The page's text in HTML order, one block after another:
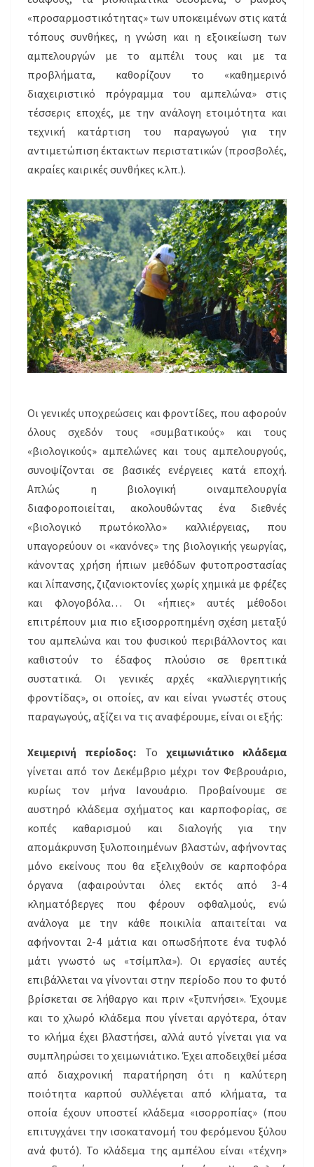
«προσαρμοστικότητας» των υποκειμένων στις κατά
τόπους συνθήκες, η γνώση και η εξοικείωση των
αμπελουργών με το αμπέλι τους και με τα
προβλήματα, καθορίζουν το «καθημερινό
διαχειριστικό πρόγραμμα του αμπελώνα» στις
τέσσερις εποχές, με την ανάλογη ετοιμότητα και
τεχνική κατάρτιση του παραγωγού για την
αντιμετώπιση έκτακτων περιστατικών (προσβολές,
ακραίες καιρικές συνθήκες κ.λπ.).
Οι γενικές υποχρεώσεις και φροντίδες, που αφορούν
όλους σχεδόν τους «συμβατικούς» και τους
«βιολογικούς» αμπελώνες και τους αμπελουργούς,
συνοψίζονται σε βασικές ενέργειες κατά εποχή.
Απλώς η βιολογική οιναμπελουργία
διαφοροποιείται, ακολουθώντας ένα διεθνές
«βιολογικό πρωτόκολλο» καλλιέργειας, που
υπαγορεύουν οι «κανόνες» της βιολογικής γεωργίας,
κάνοντας χρήση ήπιων μεθόδων φυτοπροστασίας
και λίπανσης, ζιζανιοκτονίες χωρίς χημικά με φρέζες
και φλογοβόλα… Οι «ήπιες» αυτές μέθοδοι
επιτρέπουν μια πιο εξισορροπημένη σχέση μεταξύ
του αμπελώνα και του φυσικού περιβάλλοντος και
καθιστούν το έδαφος πλούσιο σε θρεπτικά
συστατικά. Οι γενικές αρχές «καλλιεργητικής
φροντίδας», οι οποίες, αν και είναι γνωστές στους
παραγωγούς, αξίζει να τις αναφέρουμε, είναι οι εξής:
Χειμερινή περίοδος: Το χειμωνιάτικο κλάδεμα
γίνεται από τον Δεκέμβριο μέχρι τον Φεβρουάριο,
κυρίως τον μήνα Ιανουάριο. Προβαίνουμε σε
αυστηρό κλάδεμα σχήματος και καρποφορίας, σε
κοπές καθαρισμού και διαλογής για την
απομάκρυνση ξυλοποιημένων βλαστών, αφήνοντας
μόνο εκείνους που θα εξελιχθούν σε καρποφόρα
όργανα (αφαιρούνται όλες εκτός από 3-4
κληματόβεργες που φέρουν οφθαλμούς, ενώ
ανάλογα με την κάθε ποικιλία απαιτείται να
αφήνονται 2-4 μάτια και οπωσδήποτε ένα τυφλό
μάτι γνωστό ως «τσίμπλα»). Οι εργασίες αυτές
επιβάλλεται να γίνονται στην περίοδο που το φυτό
βρίσκεται σε λήθαργο και πριν «ξυπνήσει». Έχουμε
και το χλωρό κλάδεμα που γίνεται αργότερα, όταν
το κλήμα έχει βλαστήσει, αλλά αυτό γίνεται για να
συμπληρώσει το χειμωνιάτικο. Έχει αποδειχθεί μέσα
από διαχρονική παρατήρηση ότι η καλύτερη
ποιότητα καρπού συλλέγεται από κλήματα, τα
οποία έχουν υποστεί κλάδεμα «ισορροπίας» (που
επιτυγχάνει την ισοκατανομή του φερόμενου ξύλου
ανά φυτό). Το κλάδεμα της αμπέλου είναι «τέχνη»